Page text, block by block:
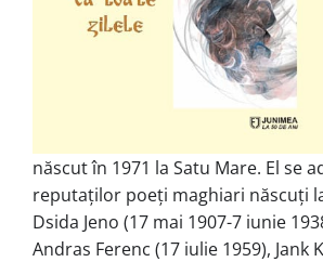
născut în 1971 la Satu Mare. El se
reputaților poeți maghiari născuți
Dsida Jeno (17 mai 1907-7 iunie
Andras Ferenc (17 iulie 1959), Jank